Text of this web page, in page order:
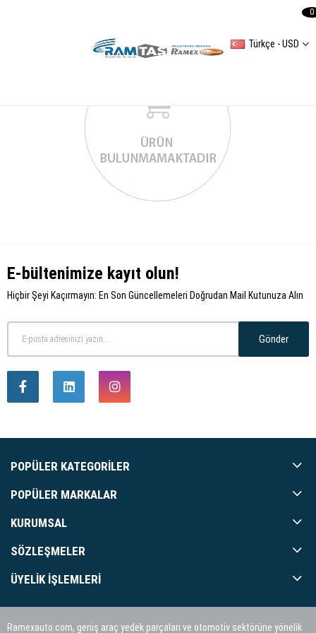
Türkçe - USD
0
E-bültenimize kayıt olun!
Hiçbir Şeyi Kaçırmayın: En Son Güncellemeleri Doğrudan Mail Kutunuza Alın
Gönder
POPÜLER KATEGORILER
POPÜLER MARKALAR
KURUMSAL
SÖZLEŞMELER
ÜYELIK İŞLEMLERI
Ramexauto.com, geniş araç yedek parçaları ve otomotiv sektörüne yönelik